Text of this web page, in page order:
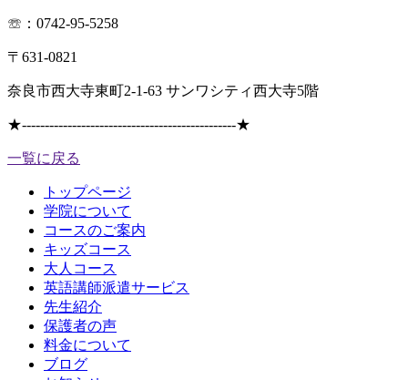
☏：0742-95-5258
〒631-0821
奈良市西大寺東町2-1-63 サンワシティ西大寺5階
★-----------------------------------------------★
一覧に戻る
トップページ
学院について
コースのご案内
キッズコース
大人コース
英語講師派遣サービス
先生紹介
保護者の声
料金について
ブログ